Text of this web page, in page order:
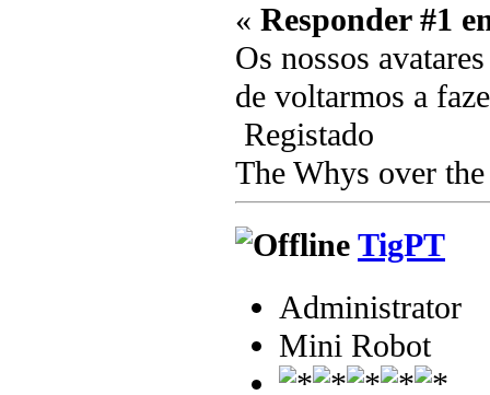
« Responder #1
Os nossos
de voltarmos a
Registado
The Whys over
TigPT
Administrator
Mini Robot